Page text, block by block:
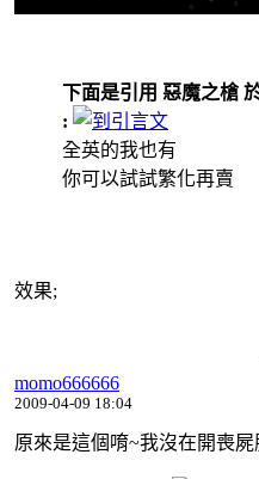
下面是引用 惡魔之槍
:
全英的我也有
你可以試試繁化再賣
效果;
momo666666
2009-04-09 18:04
原來是這個唷~我沒在開喪屍